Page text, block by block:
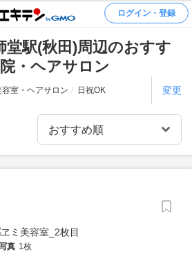
ログイン・登録
堂駅(秋田)周辺のおすす
・ヘアサロン
容室・ヘアサロン 日祝OK 変更
真 1枚